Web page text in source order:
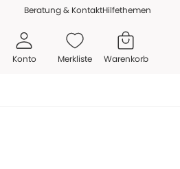
Beratung & KontaktHilfethemen
Konto Merkliste Warenkorb